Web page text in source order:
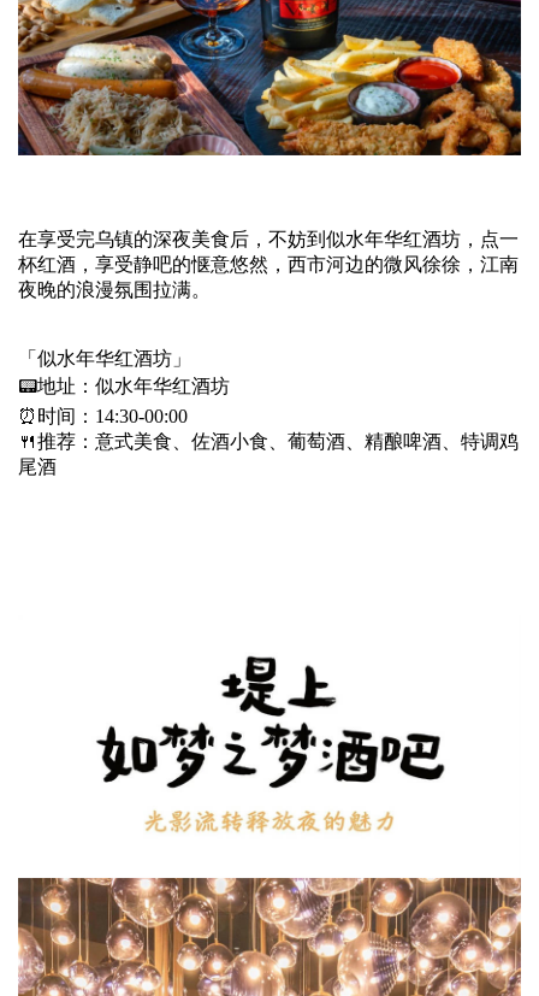
在享受完乌镇的深夜美食后，不妨到似水年华红酒坊，点一
杯红酒，享受静吧的惬意悠然，西市河边的微风徐徐，江南
夜晚的浪漫氛围拉满。
「似水年华红酒坊」
📟地址：似水年华红酒坊
⏰时间：14:30-00:00
🍴推荐：意式美食、佐酒小食、葡萄酒、精酿啤酒、特调鸡
尾酒